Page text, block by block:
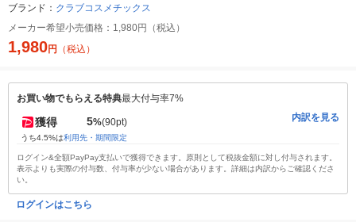
ブランド： クラブコスメチックス
メーカー希望小売価格： 1,980円（税込）
1,980円 （税込）
お買い物でもらえる特典最大付与率7%
獲得 5%(90pt)
うち4.5%は利用先・期間限定
内訳を見る
ログイン&全額PayPay支払いで獲得できます。原則として税抜金額に対し付与されます。
表示よりも実際の付与数、付与率が少ない場合があります。詳細は内訳からご確認くださ
い。
ログインはこちら